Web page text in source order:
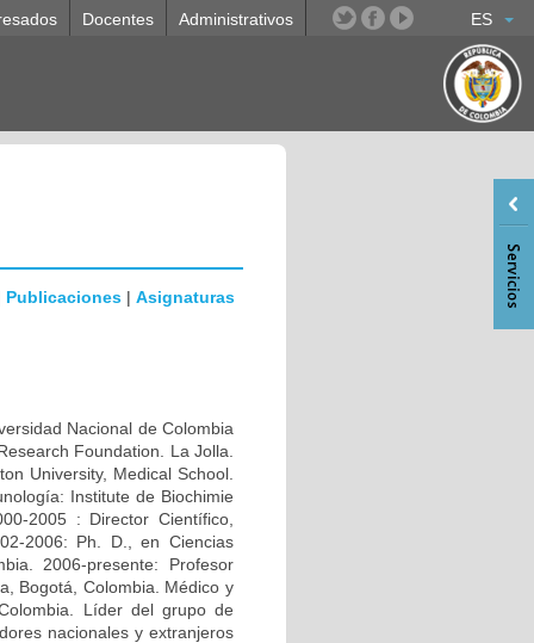
ES
Docentes Administrativos
Publicaciones | Asignaturas
Nacional de Colombia
Foundation. La Jolla.
University, Medical School.
Institute de Biochimie
2005 : Director Científico,
2006: Ph. D., en Ciencias
2006-presente: Profesor
Bogotá, Colombia. Médico y
Líder del grupo de
nacionales y extranjeros